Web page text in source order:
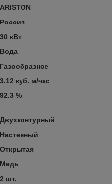
ARISTON
Россия
30 кВт
Вода
Газообразное
3.12 куб. м/час
92.3 %
Двухконтурный
Настенный
Открытая
Медь
2 шт.